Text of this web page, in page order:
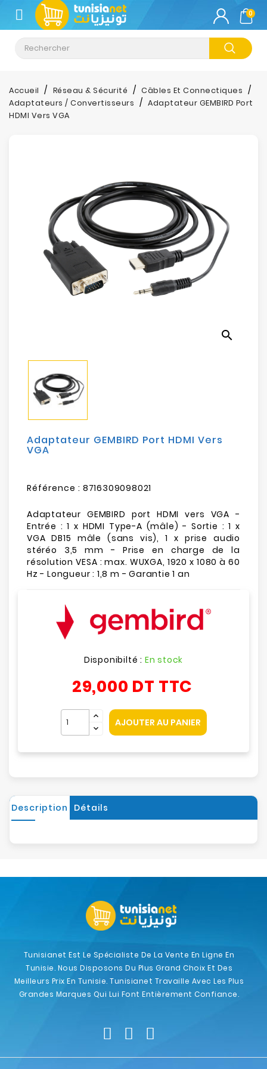
CATÉGORIE
Climatisation
Informatique
Téléphonie
Photos
Electroménager
Sécurité
Mobilités
Loisirs
0
Accueil Réseau & Sécurité
Câbles Et Connectiques
Adaptateurs / Convertisseurs
Adaptateur GEMBIRD Port
HDMI Vers VGA
search
Adaptateur GEMBIRD Port HDMI Vers
VGA
Référence : 8716309098021
Adaptateur GEMBIRD port HDMI vers VGA -
Entrée : 1 x HDMI Type-A (mâle) - Sortie : 1 x
VGA DB15 mâle (sans vis), 1 x prise audio
stéréo 3,5 mm - Prise en charge de la
résolution VESA : max. WUXGA, 1920 x 1080 à 60
Hz - Longueur : 1,8 m - Garantie 1 an
Disponibilté : En stock
29,000 DT TTC
AJOUTER AU PANIER
Description Détails
Tunisianet Est Le Spécialiste De La Vente En Ligne En
Tunisie. Nous Disposons Du Plus Grand Choix Et Des
Meilleurs Prix En Tunisie. Tunisianet Travaille Avec Les Plus
Grandes Marques Qui Lui Font Entièrement Confiance.